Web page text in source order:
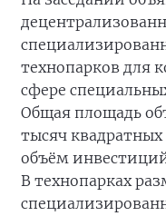
технопарков для
сфере
Общая площадь
тысяч
объём
В технопарках